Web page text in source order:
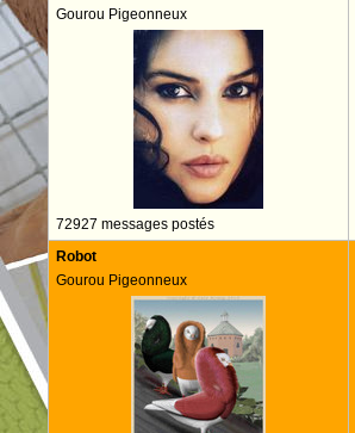
Gourou Pigeonneux
72927 messages postés
Robot
Gourou Pigeonneux